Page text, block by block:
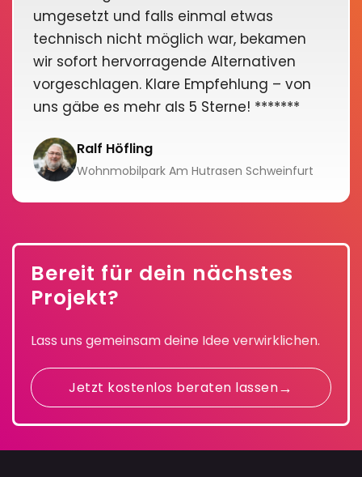
umgesetzt und falls einmal etwas
technisch nicht möglich war, bekamen
wir sofort hervorragende Alternativen
vorgeschlagen. Klare Empfehlung – von
uns gäbe es mehr als 5 Sterne! *******
Ralf Höfling
Wohnmobilpark Am Hutrasen Schweinfurt
Bereit für dein nächstes
Projekt?
Lass uns gemeinsam deine Idee verwirklichen.
Jetzt kostenlos beraten lassen